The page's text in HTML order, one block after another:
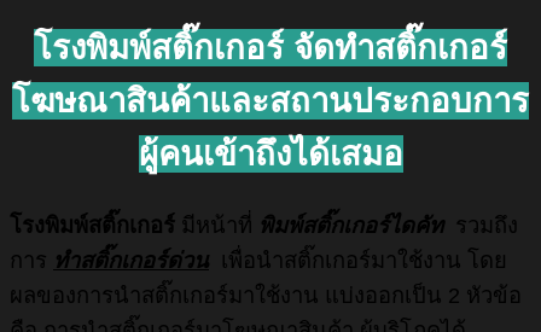
โรงพิมพ์สติ๊กเกอร์ จัดทำสติ๊กเกอร์
โฆษณาสินค้าและสถานประกอบการ
ผู้คนเข้าถึงได้เสมอ
โรงพิมพ์สติ๊กเกอร์ มีหน้าที่ พิมพ์สติ๊กเกอร์ไดคัท รวมถึง
การ ทำสติ๊กเกอร์ด่วน เพื่อนำสติ๊กเกอร์มาใช้งาน โดย
ผลของการนำสติ๊กเกอร์มาใช้งาน แบ่งออกเป็น 2 หัวข้อ